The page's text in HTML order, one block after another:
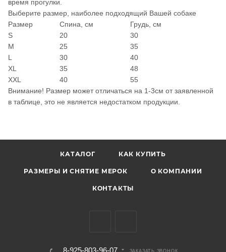
время прогулки.
Выберите размер, наиболее подходящий Вашей собаке
Размер
Спина, см
Грудь, см
S
20
30
M
25
35
L
30
40
XL
35
48
XXL
40
55
Внимание! Размер может отличаться на 1-3см от заявленной
в таблице, это не является недостатком продукции.
КАТАЛОГ КАК КУПИТЬ
РАЗМЕРЫ И СНЯТИЕ МЕРОК О КОМПАНИИ
КОНТАКТЫ
8-925-803-96-07 ЗАКАЗАТЬ ЗВОНОК